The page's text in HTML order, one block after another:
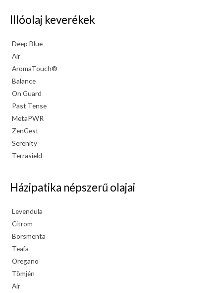
Illóolaj keverékek
Deep Blue
Air
AromaTouch®
Balance
On Guard
Past Tense
MetaPWR
ZenGest
Serenity
Terrasield
Házipatika népszerű olajai
Levendula
Citrom
Borsmenta
Teafa
Oregano
Tömjén
Air